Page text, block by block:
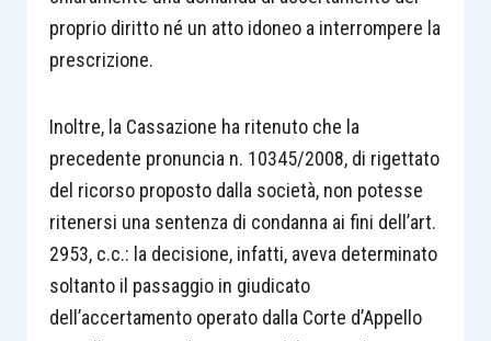
proprio diritto né un atto idoneo a interrompere la
prescrizione.
Inoltre, la Cassazione ha ritenuto che la
precedente pronuncia n. 10345/2008, di rigettato
del ricorso proposto dalla società, non potesse
ritenersi una sentenza di condanna ai fini dell’art.
2953, c.c.: la decisione, infatti, aveva determinato
soltanto il passaggio in giudicato
dell’accertamento operato dalla Corte d’Appello